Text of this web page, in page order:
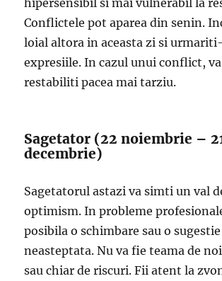
hipersensibil si mai vulnerabil la
Conflictele pot aparea din senin.
loial altora in aceasta zi si
expresiile. In cazul unui conflict,
restabiliti pacea mai tarziu.
Sagetator (22 noiembrie –
decembrie)
Sagetatorul astazi va simti un val
optimism. In probleme
posibila o schimbare sau o sugestie
neasteptata. Nu va fie teama de
sau chiar de riscuri. Fii atent la